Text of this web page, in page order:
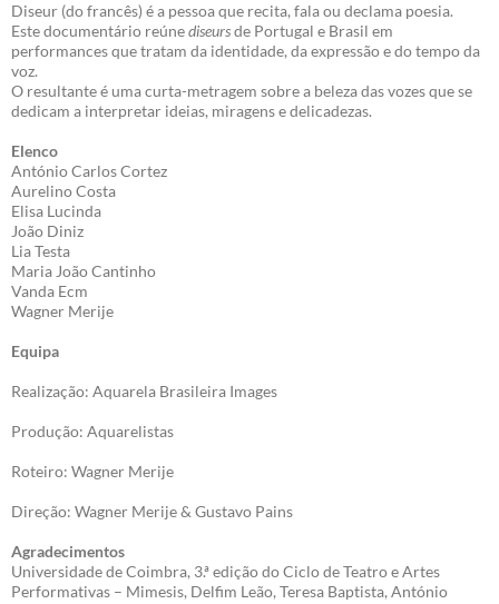
Diseur (do francês) é a pessoa que recita, fala ou declama poesia.
Este documentário reúnediseursde Portugal e Brasil em
performances que tratam da identidade, da expressão e do tempo da
voz.
O resultante é uma curta-metragem sobre a beleza das vozes que se
dedicam a interpretar ideias, miragens e delicadezas.
Elenco
António Carlos Cortez
Aurelino Costa
Elisa Lucinda
João Diniz
Lia Testa
Maria João Cantinho
Vanda Ecm
Wagner Merije
Equipa
Realização: Aquarela Brasileira Images
Produção: Aquarelistas
Roteiro: Wagner Merije
Direção: Wagner Merije & Gustavo Pains
Agradecimentos
Universidade de Coimbra, 3.ª edição do Ciclo de Teatro e Artes
Performativas – Mimesis, Delfim Leão, Teresa Baptista, António